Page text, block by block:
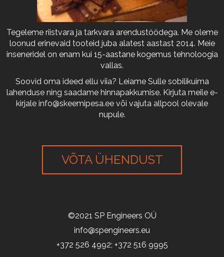
Tegeleme riistvara ja tarkvara arendustöödega. Me oleme
loonud erinevaid tooteid juba alatest aastast 2014. Meie
inseneridel on enam kui 15-aastane kogemus tehnoloogia
vallas.
Soovid oma ideed ellu viia? Leiame Sulle sobilikuima
lahenduse ning saadame hinnapakkumise. Kirjuta meile e-
kirjale info@skeemipesa.ee või vajuta allpool olevale
nupule.
VÕTA ÜHENDUST
©2021 SP Engineers OÜ
info@spengineers.eu
+372 526 4992; +372 516 9995